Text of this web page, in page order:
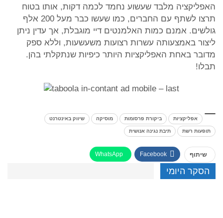
האפליקציה מלבד שעשוע נחמד לכמה דקות, אותו בטוח
תרצו לשתף עם החברים, כמו שעשו כבר מעל 200 אלף
גולשים. אמנם כמות האלמנטים דיי מוגבלת, אך עדין ניתן
ליצור באמצעותה עשרות רצועות משעשעות, וללא ספק
מדובר באחת האפליקציות היותר כיפיות שנתקלתי בהן.
תבלו!
אפליקציות ביקורת פרסומות מוסיקה שיווק באינטרנט
תופעות רשת תיבת נגינה אנושית
שיתוף Facebook
WhatsApp
הסקר היומי